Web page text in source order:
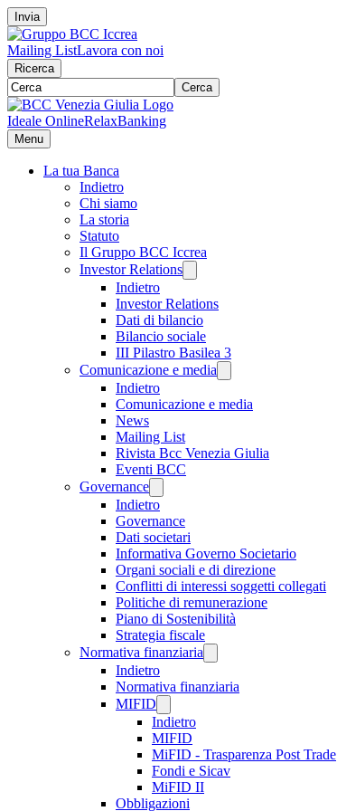
Invia
Mailing ListLavora con noi
Ricerca
Cerca
Ideale OnlineRelaxBanking
Menu
La tua Banca
Indietro
Chi siamo
La storia
Statuto
Il Gruppo BCC Iccrea
Investor Relations
Indietro
Investor Relations
Dati di bilancio
Bilancio sociale
III Pilastro Basilea 3
Comunicazione e media
Indietro
Comunicazione e media
News
Mailing List
Rivista Bcc Venezia Giulia
Eventi BCC
Governance
Indietro
Governance
Dati societari
Informativa Governo Societario
Organi sociali e di direzione
Conflitti di interessi soggetti collegati
Politiche di remunerazione
Piano di Sostenibilità
Strategia fiscale
Normativa finanziaria
Indietro
Normativa finanziaria
MIFID
Indietro
MIFID
MiFID - Trasparenza Post Trade
Fondi e Sicav
MiFID II
Obbligazioni